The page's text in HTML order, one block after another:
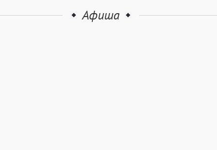
Афиша